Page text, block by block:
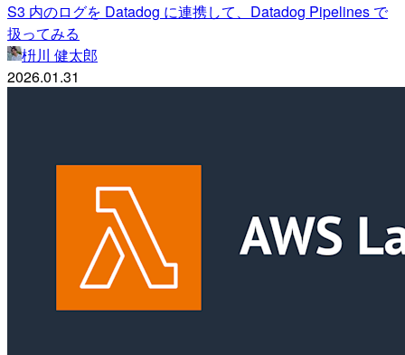
S3 内のログを Datadog に連携して、Datadog Pipelines で
扱ってみる
枡川 健太郎
2026.01.31